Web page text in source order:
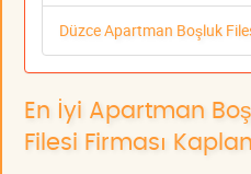
Düzce Apartman Boşluk
En İyi Apartman
Filesi Firması